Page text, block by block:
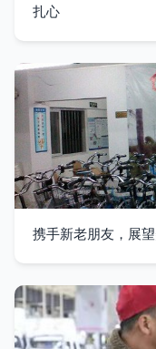
扎心
携手新老朋友，展